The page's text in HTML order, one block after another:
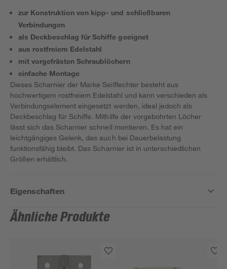
zur Konstruktion von kipp- und schließbaren
Verbindungen
als Deckbeschlag für Schiffe geeignet
aus rostfreiem Edelstahl
mit vorgefrästen Schraublöchern
einfache Montage
Dieses Scharnier der Marke Seilflechter besteht aus
hochwertigem rostfreiem Edelstahl und kann verschieden als
Verbindungselement eingesetzt werden, ideal jedoch als
Deckbeschlag für Schiffe. Mithilfe der vorgebohrten Löcher
lässt sich das Scharnier schnell montieren. Es hat ein
leichtgängiges Gelenk, das auch bei Dauerbelastung
funktionsfähig bleibt. Das Scharnier ist in unterschiedlichen
Größen erhältlich.
Eigenschaften
Ähnliche Produkte